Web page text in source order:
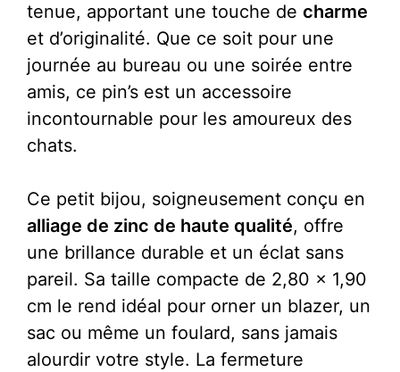
tenue, apportant une touche de charme
et d’originalité. Que ce soit pour une
journée au bureau ou une soirée entre
amis, ce pin’s est un accessoire
incontournable pour les amoureux des
chats.
Ce petit bijou, soigneusement conçu en
alliage de zinc de haute qualité, offre
une brillance durable et un éclat sans
pareil. Sa taille compacte de 2,80 x 1,90
cm le rend idéal pour orner un blazer, un
sac ou même un foulard, sans jamais
alourdir votre style. La fermeture